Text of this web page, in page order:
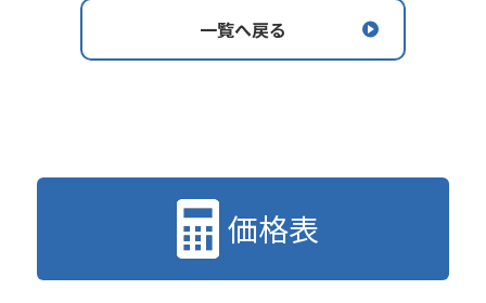
一覧へ戻る
価格表